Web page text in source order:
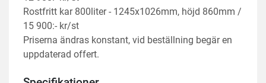
Rostfritt kar 800liter - 1245x1026mm, höjd 860mm /
15 900:- kr/st
Priserna ändras konstant, vid beställning begär en
uppdaterad offert.